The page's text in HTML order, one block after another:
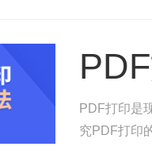
PDF打印是
究PDF打印